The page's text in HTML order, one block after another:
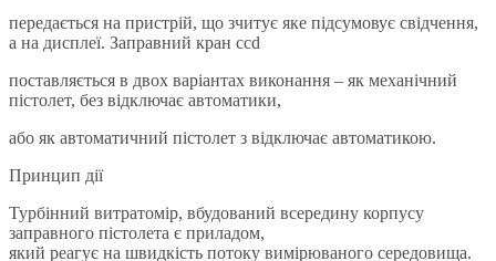
передається на пристрій, що зчитує яке підсумовує свідчення,
а на дисплеї. Заправний кран ccd
поставляється в двох варіантах виконання – як механічний
пістолет, без відключає автоматики,
або як автоматичний пістолет з відключає автоматикою.
Принцип дії
Турбінний витратомір, вбудований всередину корпусу
заправного пістолета є приладом,
який реагує на швидкість потоку вимірюваного середовища.